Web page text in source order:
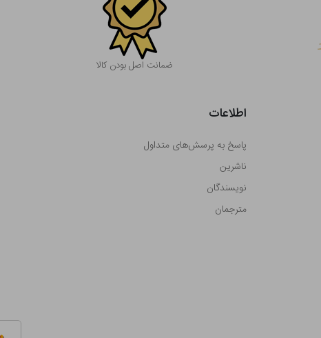
ضمانت اصل بودن کالا
اطلاعات
پاسخ به پرسش‌های متداول
ناشرین
نویسندگان
مترجمان